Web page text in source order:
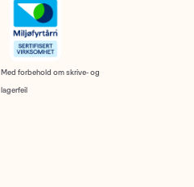
Med forbehold om skrive- og
lagerfeil